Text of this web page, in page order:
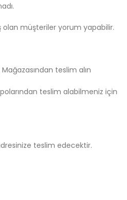
olan müşteriler yorum yapabilir.
teslim alın
teslim alabilmeniz için
teslim edecektir.